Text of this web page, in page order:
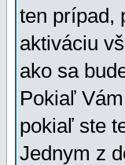
ten prípad,
aktiváciu
ako sa
Pokiaľ
pokiaľ ste
Jednym z